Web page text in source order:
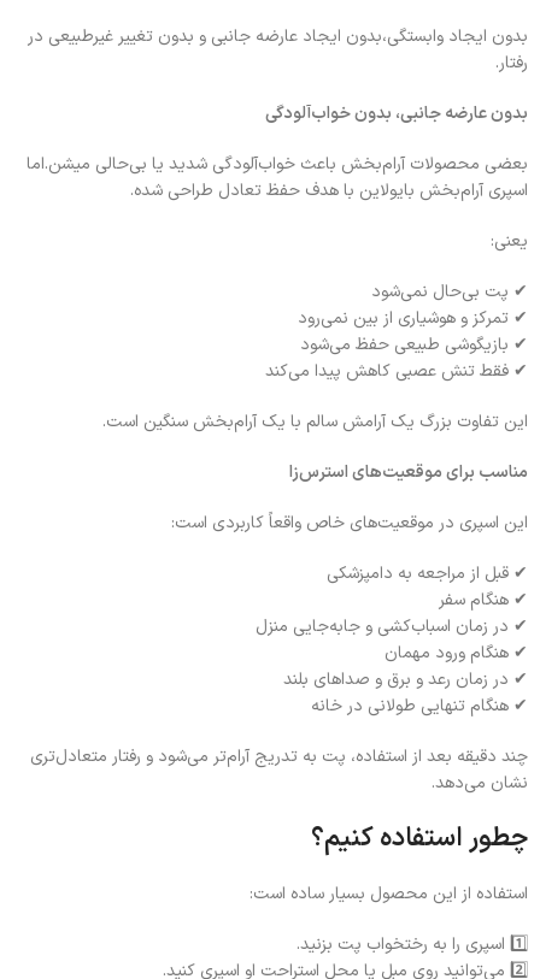
بدون ایجاد وابستگی،بدون ایجاد عارضه جانبی و بدون تغییر غیرطبیعی در
رفتار.
بدون عارضه جانبی، بدون خواب‌آلودگی
بعضی محصولات آرام‌بخش باعث خواب‌آلودگی شدید یا بی‌حالی میشن.اما
اسپری آرام‌بخش بایولاین با هدف حفظ تعادل طراحی شده.
یعنی:
✔ پت بی‌حال نمی‌شود
✔ تمرکز و هوشیاری از بین نمی‌رود
✔ بازیگوشی طبیعی حفظ می‌شود
✔ فقط تنش عصبی کاهش پیدا می‌کند
این تفاوت بزرگ یک آرامش سالم با یک آرام‌بخش سنگین است.
مناسب برای موقعیت‌های استرس‌زا
این اسپری در موقعیت‌های خاص واقعاً کاربردی است:
✔ قبل از مراجعه به دامپزشکی
✔ هنگام سفر
✔ در زمان اسباب‌کشی و جابه‌جایی منزل
✔ هنگام ورود مهمان
✔ در زمان رعد و برق و صداهای بلند
✔ هنگام تنهایی طولانی در خانه
چند دقیقه بعد از استفاده، پت به تدریج آرام‌تر می‌شود و رفتار متعادل‌تری
نشان می‌دهد.
چطور استفاده کنیم؟
استفاده از این محصول بسیار ساده است:
1️⃣ اسپری را به رختخواب پت بزنید.
2️⃣ می‌توانید روی مبل یا محل استراحت او اسپری کنید.